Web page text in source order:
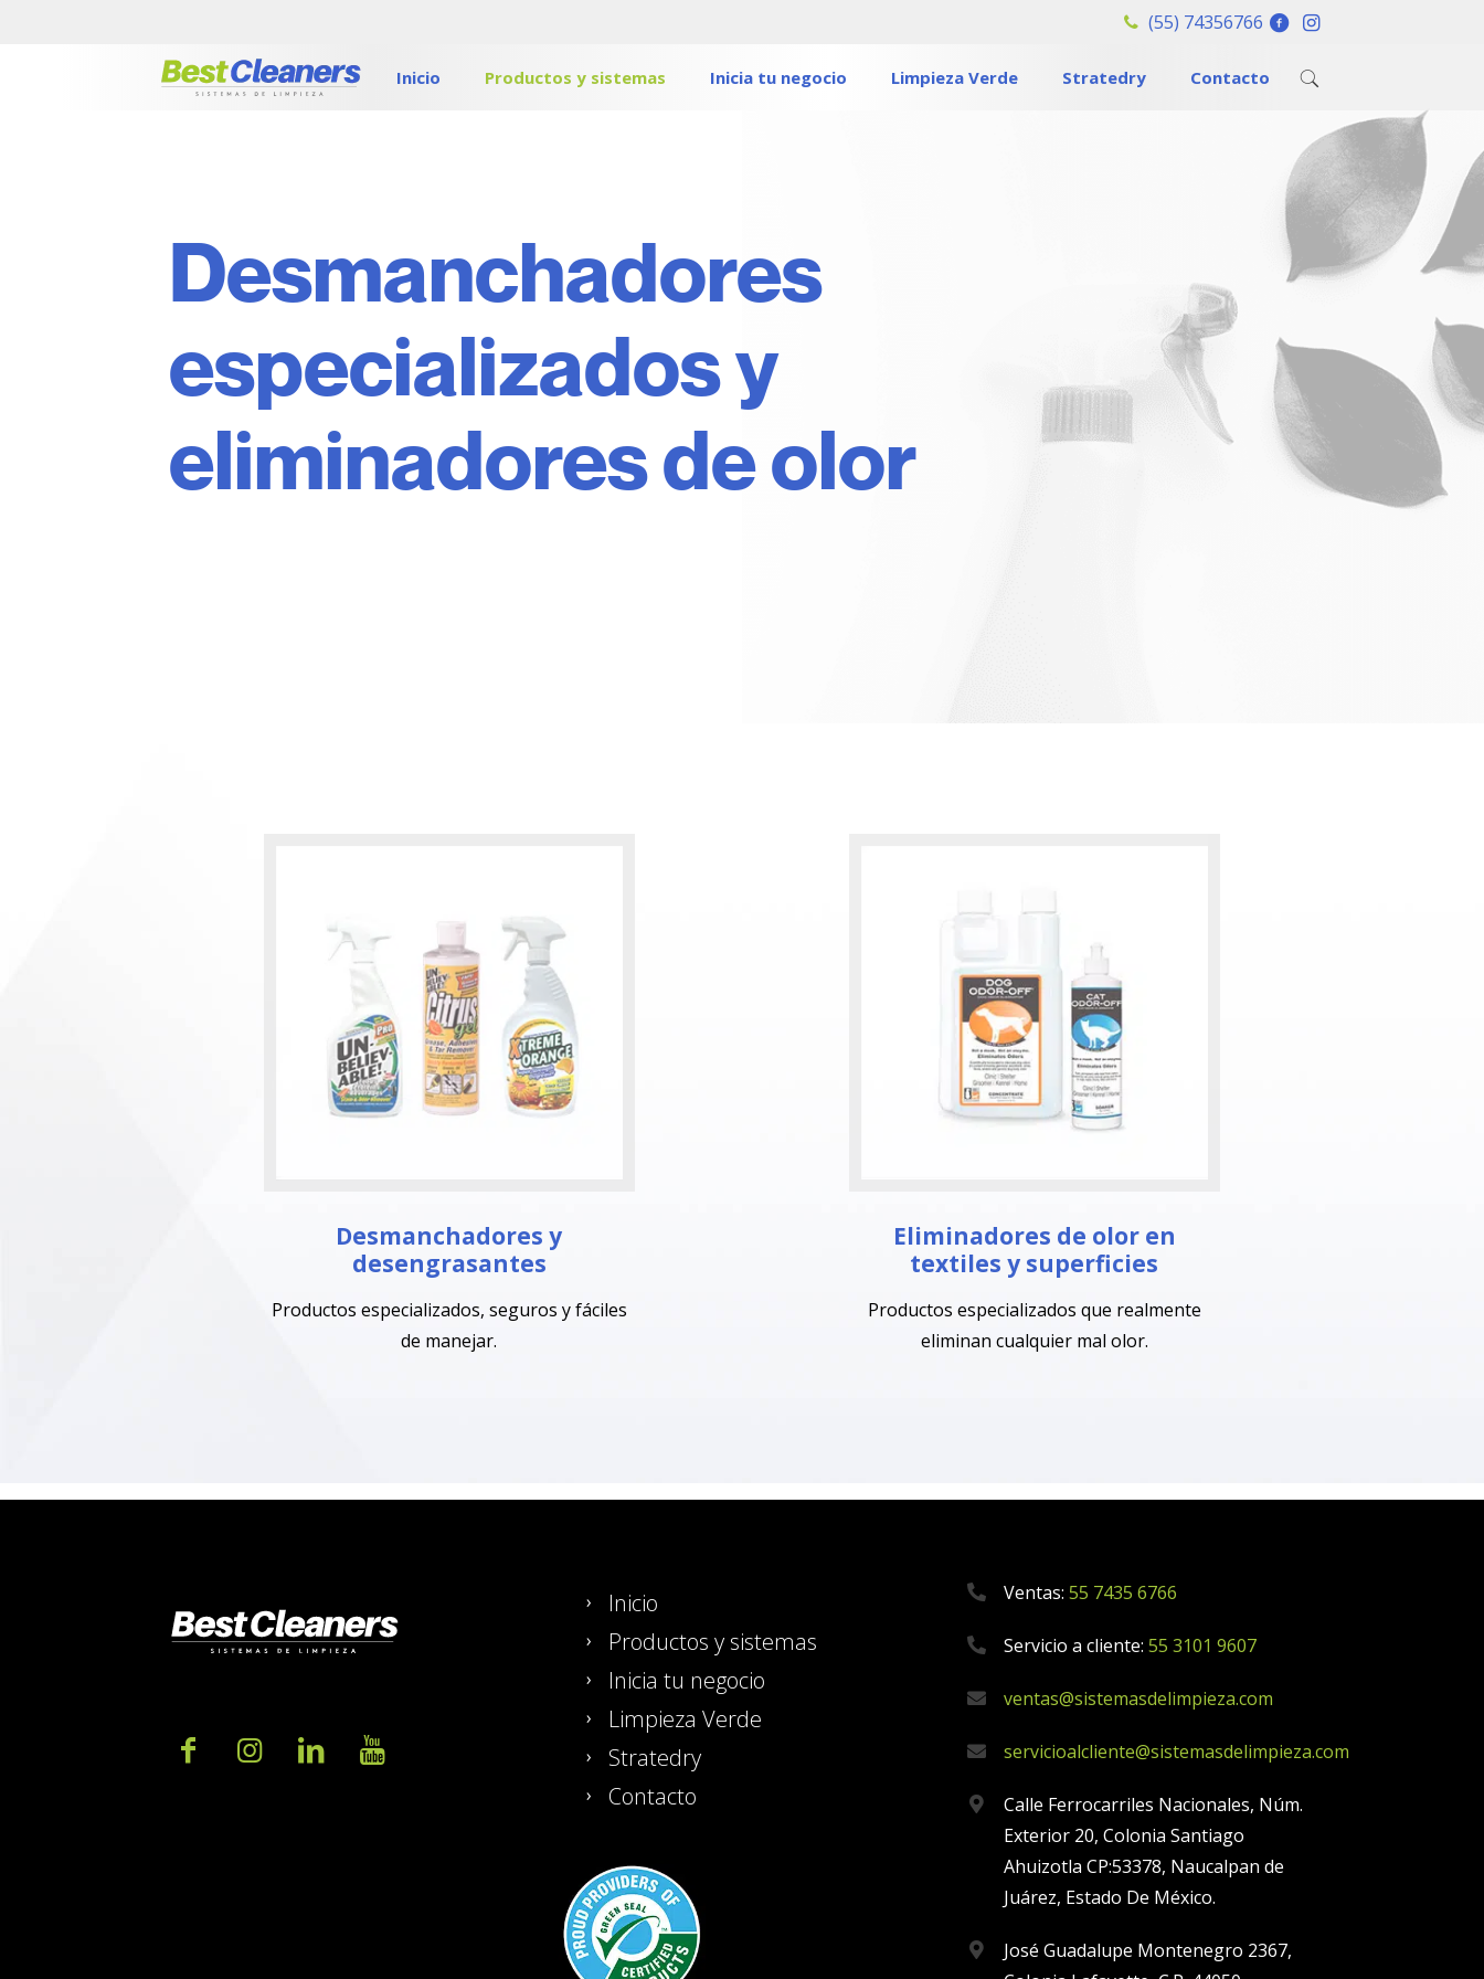
(55) 74356766
Inicio Productos y sistemas Inicia tu negocio Limpieza Verde Stratedry Contacto
Desmanchadores
especializados y
eliminadores de olor
Desmanchadores y
desengrasantes
Productos especializados, seguros y fáciles
de manejar.
Eliminadores de olor en
textiles y superficies
Productos especializados que realmente
eliminan cualquier mal olor.
Inicio
Productos y sistemas
Inicia tu negocio
Limpieza Verde
Stratedry
Contacto
Ventas: 55 7435 6766
Servicio a cliente:55 3101 9607
ventas@sistemasdelimpieza.com
servicioalcliente@sistemasdelimpieza.com
Calle Ferrocarriles Nacionales, Núm.
Exterior 20, Colonia Santiago
Ahuizotla CP:53378, Naucalpan de
Juárez, Estado De México.
José Guadalupe Montenegro 2367,